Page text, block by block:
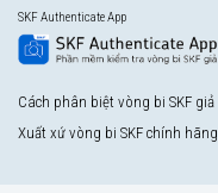
SKF Authenticate App
Cách phân biệt vòng bi SKF giả
Xuất xứ vòng bi SKF chính hãng